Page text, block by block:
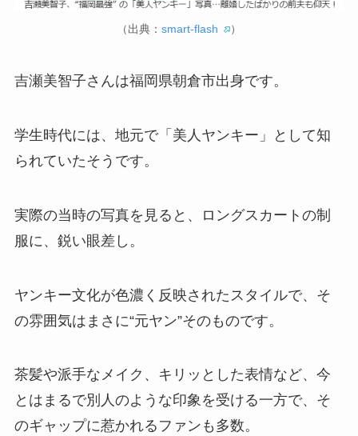
（出典：smart-flash ）
吉瀬美智子さんは福岡県朝倉市出身です。
学生時代には、地元で「美人ヤンキー」として知
られていたそうです。
実際の当時の写真を見ると、ロングスカートの制
服に、鋭い眼差し。
ヤンキー文化が色濃く反映されたスタイルで、そ
の雰囲気はまさに“元ヤン”そのものです。
茶髪や派手なメイク、キリッとした表情など、今
とはまるで別人のような印象を受ける一方で、そ
のギャップに惹かれるファンも多数。